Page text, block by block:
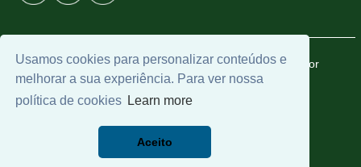
Usamos cookies para personalizar conteúdos e
melhorar a sua experiência. Para ver nossa
política de cookies Learn more
Aceito
© 2026 | CTI Imobiliária | CRECI: 6665-J | Desenvolvido por
Universal Software.